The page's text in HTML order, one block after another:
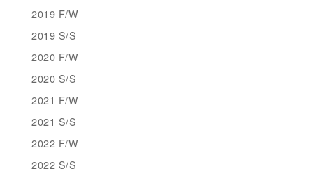
2019 F/W
2019 S/S
2020 F/W
2020 S/S
2021 F/W
2021 S/S
2022 F/W
2022 S/S